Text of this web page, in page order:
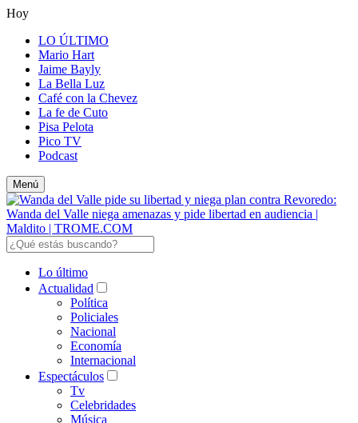
Hoy
LO ÚLTIMO
Mario Hart
Jaime Bayly
La Bella Luz
Café con la Chevez
La fe de Cuto
Pisa Pelota
Pico TV
Podcast
Menú
Lo último
Actualidad
Política
Policiales
Nacional
Economía
Internacional
Espectáculos
Tv
Celebridades
Música